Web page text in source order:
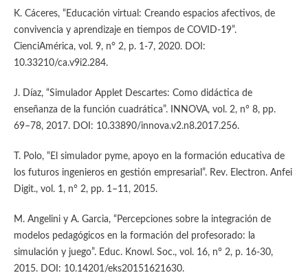
K. Cáceres, “Educación virtual: Creando espacios afectivos, de
convivencia y aprendizaje en tiempos de COVID-19”.
CienciAmérica, vol. 9, n° 2, p. 1-7, 2020. DOI:
10.33210/ca.v9i2.284.
J. Díaz, “Simulador Applet Descartes: Como didáctica de
enseñanza de la función cuadrática”. INNOVA, vol. 2, n° 8, pp.
69–78, 2017. DOI: 10.33890/innova.v2.n8.2017.256.
T. Polo, “El simulador pyme, apoyo en la formación educativa de
los futuros ingenieros en gestión empresarial”. Rev. Electron. Anfei
Digit., vol. 1, n° 2, pp. 1–11, 2015.
M. Angelini y A. Garcia, “Percepciones sobre la integración de
modelos pedagógicos en la formación del profesorado: la
simulación y juego”. Educ. Knowl. Soc., vol. 16, n° 2, p. 16-30,
2015. DOI: 10.14201/eks20151621630.